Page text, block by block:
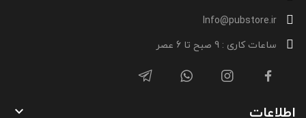
Info@pubstore.ir
ساعات کاری : 9 صبح تا 6 عصر
اطلاعات 